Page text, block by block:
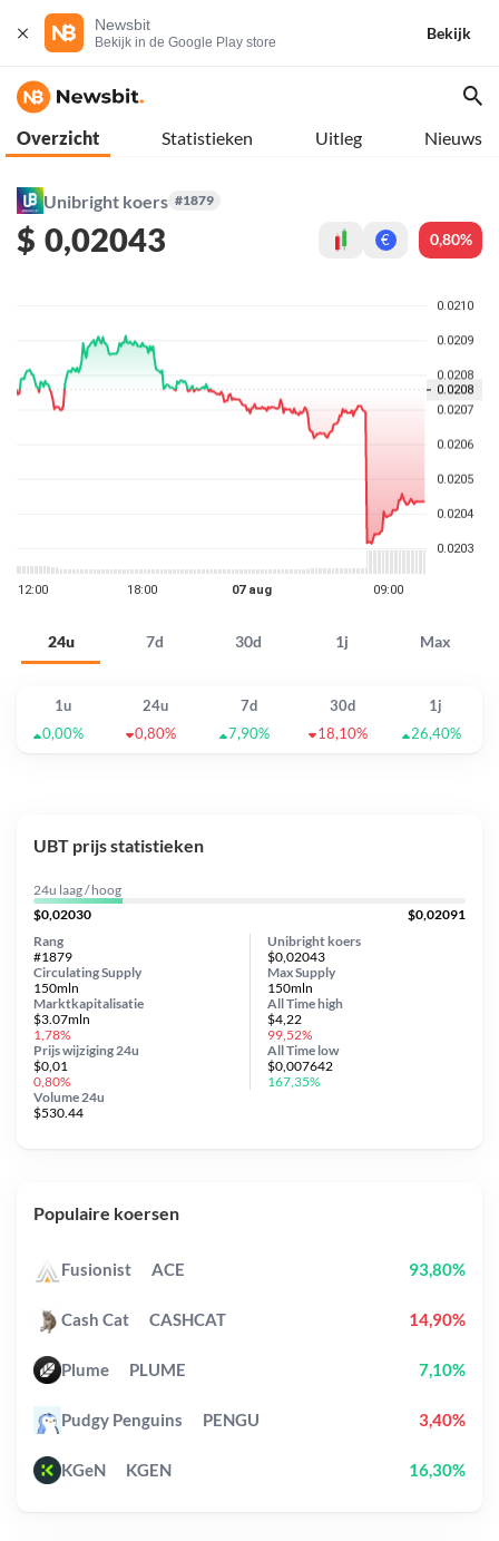
Newsbit
Bekijk in de Google Play store
Bekijk
Overzicht Statistieken Uitleg Nieuws
Unibright koers #1879
$ 0,02043 € 0,80%
24u 7d 30d 1j Max
1u 24u 7d 30d
1j
0,00%
0,80% 7,90% 18,10% 26,40%
UBT prijs statistieken
24u laag / hoog
$0,02030
$0,02091
Unibright koers
$0,02043
Circulating Supply
150mln
Prijs wijziging 24u
$0,01
0,80%
Max Supply
150mln
Marktkapitalisatie
$3.07mln
1,78%
Volume 24u
$530.44
Rang
#1879
All Timehigh
$4,22
99,52%
All Time low
$0,007642
167,35%
Populaire koersen
Fusionist ACE 93,80%
Cash Cat CASHCAT 14,90%
Plume PLUME 7,10%
Pudgy Penguins PENGU 3,40%
KGeN KGEN 16,30%